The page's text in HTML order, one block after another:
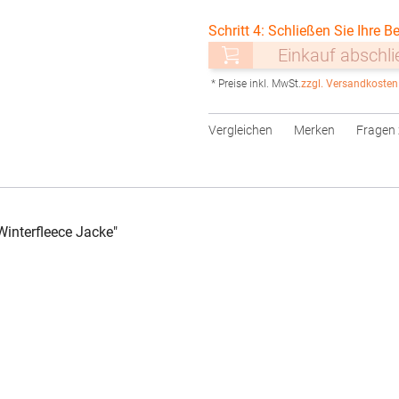
Schritt 4: Schließen Sie Ihre
Einkauf
* Preise inkl. MwSt.zzgl. Versandkosten
Vergleichen Merken Fragen
Jacke"